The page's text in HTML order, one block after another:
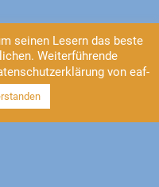
seinen Lesern das beste
Weiterführende
von eaf-